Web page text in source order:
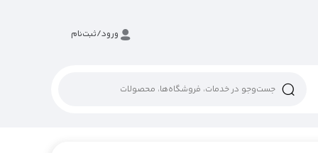
ورود/ثبت‌نام